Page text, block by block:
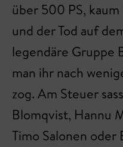
über 500 PS,
und der Tod auf
legendäre Gruppe
man ihr nach
zog. Am Steuer
Blomqvist, Hannu
Timo Salonen oder